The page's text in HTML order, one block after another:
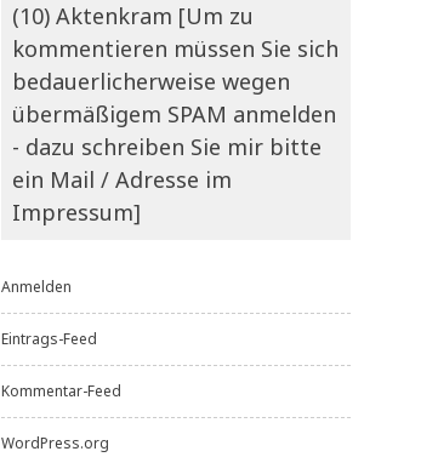
(10) Aktenkram [Um zu
kommentieren müssen Sie sich
bedauerlicherweise wegen
übermäßigem SPAM anmelden
- dazu schreiben Sie mir bitte
ein Mail / Adresse im
Impressum]
Anmelden
Eintrags-Feed
Kommentar-Feed
WordPress.org